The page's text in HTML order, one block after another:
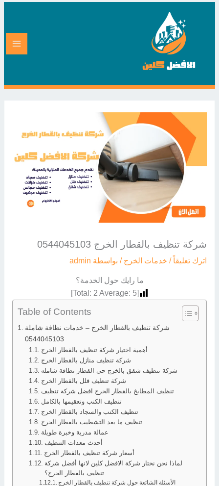
شركة تنظيف بالقطار الخرج 0544045103
اترك تعليقاً / خدمات الخرج / بواسطة admin
ما رايك حول الخدمة؟
[Total:
2 Average: 5
]
Table of Contents
شركة تنظيف بالقطار الخرج – خدمات نظافة شاملة
0544045103
أهمية اختيار شركة تنظيف بالقطار الخرج
شركة تنظيف منازل بالقطار الخرج
شركة تنظيف شقق بالخرج حي القطار نظافة شامله
شركة تنظيف فلل بالقطار الخرج
تنظيف المطابخ بالقطار الخرج افضل شركة تنظيف
تنظيف الكنب وتعقيمها بالكامل
تنظيف الكنب والسجاد بالقطار الخرج
تنظيف ما بعد التشطيب بالقطار الخرج
عمالة مدربة وخبرة طويلة
أحدث معدات التنظيف
أسعار شركة تنظيف بالقطار الخرج
لماذا نحن نختار شركة الافضل كلين لانها أفضل شركة
تنظيف بالقطار الخرج؟
الأسئلة الشائعة حول شركة تنظيف بالقطار الخرج